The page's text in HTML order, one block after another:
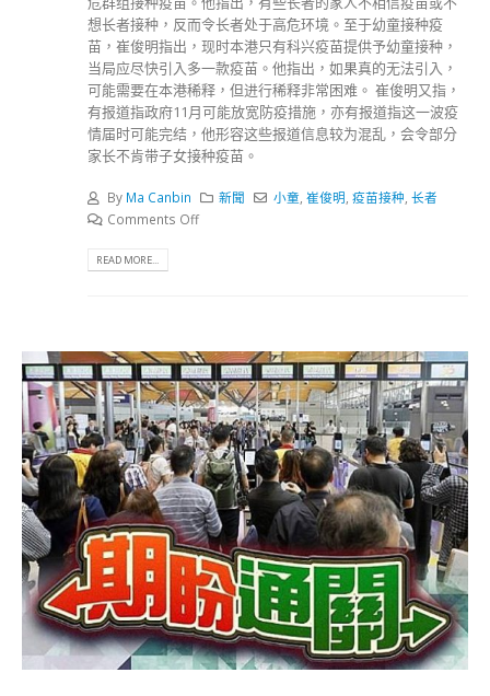
想长者接种，反而令长者处于高危环境。至于幼童接种疫
苗，崔俊明指出，现时本港只有科兴疫苗提供予幼童接种，
当局应尽快引入多一款疫苗。他指出，如果真的无法引入，
可能需要在本港稀释，但进行稀释非常困难。 崔俊明又指，
有报道指政府11月可能放宽防疫措施，亦有报道指这一波疫
情届时可能完结，他形容这些报道信息较为混乱，会令部分
家长不肯带子女接种疫苗。
By Ma Canbin 新聞 小童,崔俊明,疫苗接种,长者
Comments Off
READ MORE...